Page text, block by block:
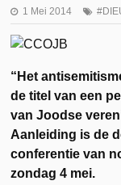
1 Mei 2014
“Het
de titel van een
van Joodse
Aanleiding is de
conferentie van
zondag 4 mei.